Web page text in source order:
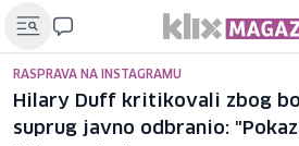
RASPRAVA NA INSTAGRAMU
Hilary Duff kritikovali zbog
suprug javno odbranio: